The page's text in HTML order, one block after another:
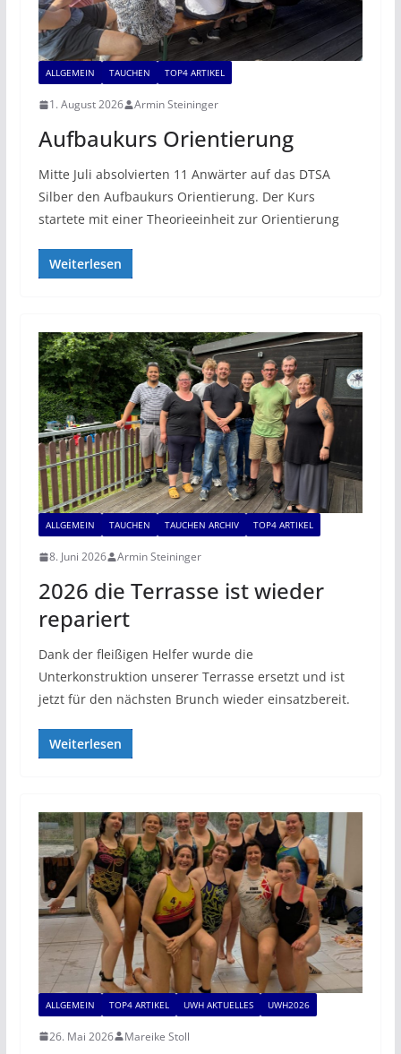
ALLGEMEIN TAUCHEN TOP4 ARTIKEL
1. August 2026 Armin Steininger
Aufbaukurs Orientierung
Mitte Juli absolvierten 11 Anwärter auf das DTSA
Silber den Aufbaukurs Orientierung. Der Kurs
startete mit einer Theorieeinheit zur Orientierung
Weiterlesen
ALLGEMEIN TAUCHEN TAUCHEN ARCHIV TOP4 ARTIKEL
8. Juni 2026 Armin Steininger
2026 die Terrasse ist wieder
repariert
Dank der fleißigen Helfer wurde die
Unterkonstruktion unserer Terrasse ersetzt und ist
jetzt für den nächsten Brunch wieder einsatzbereit.
Weiterlesen
ALLGEMEIN TOP4 ARTIKEL UWH AKTUELLES UWH2026
26. Mai 2026 Mareike Stoll